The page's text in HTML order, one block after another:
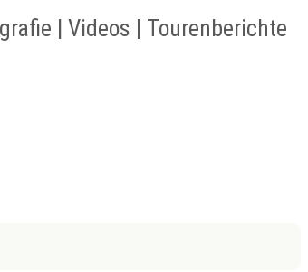
| Videos | Tourenberichte